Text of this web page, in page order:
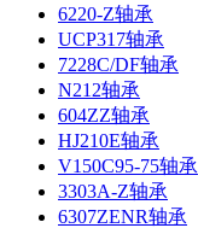
6220-Z轴承
UCP317轴承
7228C/DF轴承
N212轴承
604ZZ轴承
HJ210E轴承
V150C95-75轴承
3303A-Z轴承
6307ZENR轴承